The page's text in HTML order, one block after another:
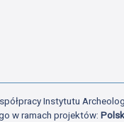
Instytutu
w ramach projektów: